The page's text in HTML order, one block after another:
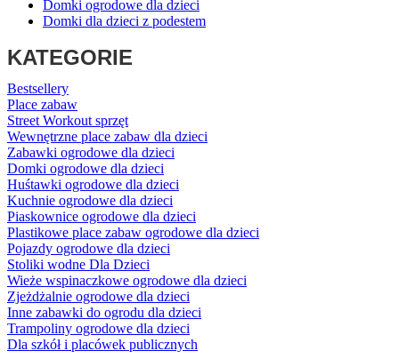
Domki ogrodowe dla dzieci
Domki dla dzieci z podestem
KATEGORIE
Bestsellery
Place zabaw
Street Workout sprzęt
Wewnętrzne place zabaw dla dzieci
Zabawki ogrodowe dla dzieci
Domki ogrodowe dla dzieci
Huśtawki ogrodowe dla dzieci
Kuchnie ogrodowe dla dzieci
Piaskownice ogrodowe dla dzieci
Plastikowe place zabaw ogrodowe dla dzieci
Pojazdy ogrodowe dla dzieci
Stoliki wodne Dla Dzieci
Wieże wspinaczkowe ogrodowe dla dzieci
Zjeżdżalnie ogrodowe dla dzieci
Inne zabawki do ogrodu dla dzieci
Trampoliny ogrodowe dla dzieci
Dla szkół i placówek publicznych